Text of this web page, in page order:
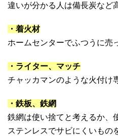
違いが分かる人は備長炭など
・着火材
ホームセンターでふつうに売
・ライター、マッチ
チャッカマンのような火付け
・鉄板、鉄網
鉄網は使い捨てと考えるか、
ステンレスでサビにくいもの